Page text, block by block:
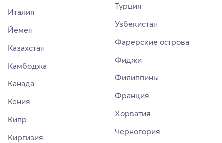
Италия
Йемен
Казахстан
Камбоджа
Канада
Кения
Кипр
Киргизия
Турция
Узбекистан
Фарерские острова
Фиджи
Филиппины
Франция
Хорватия
Черногория